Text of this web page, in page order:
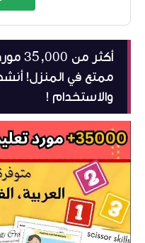
أكثر
ممتع في المنزل!
والاستخدام !